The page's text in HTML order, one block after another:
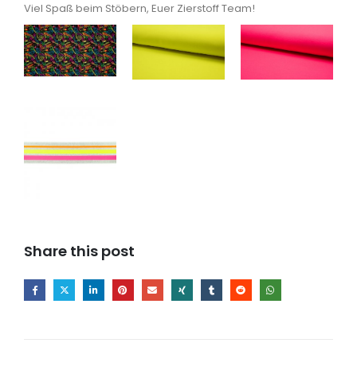
Viel Spaß beim Stöbern, Euer Zierstoff Team!
Share this post